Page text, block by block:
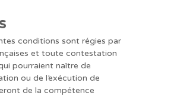
conditions sont régies par
et toute contestation
pourraient naître de
ou de l’exécution de
de la compétence